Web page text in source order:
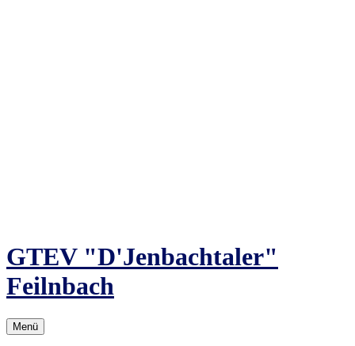
GTEV "D'Jenbachtaler"
Feilnbach
Menü